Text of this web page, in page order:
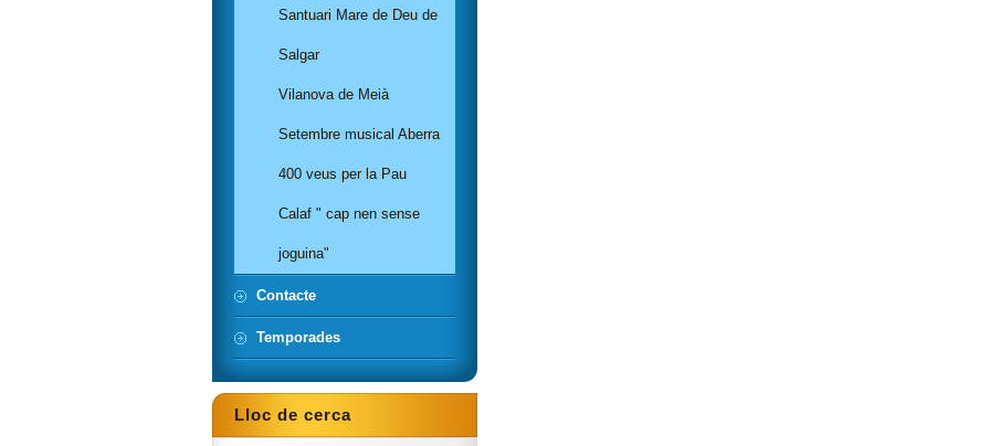
Santuari Mare de Deu de
Salgar
Vilanova de Meià
Setembre musical Aberra
400 veus per la Pau
Calaf " cap nen sense
joguina"
Contacte
Temporades
Lloc de cerca